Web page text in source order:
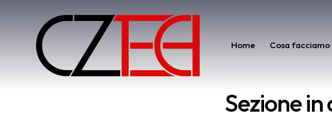
Home Cosa facciamo
Sezione